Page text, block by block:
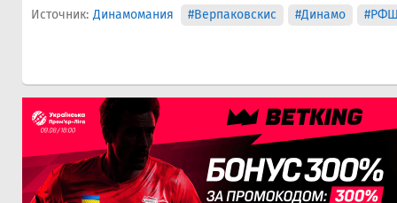
Источник: Динамомания #Верпаковскис #Динамо